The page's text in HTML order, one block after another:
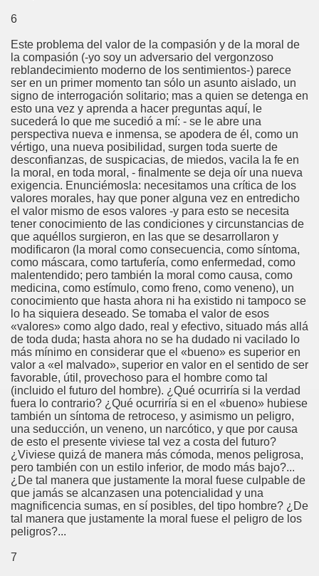
6
Este problema del valor de la compasión y de la moral de
la compasión (-yo soy un adversario del vergonzoso
reblandecimiento moderno de los sentimientos-) parece
ser en un primer momento tan sólo un asunto aislado, un
signo de interrogación solitario; mas a quien se detenga en
esto una vez y aprenda a hacer preguntas aquí, le
sucederá lo que me sucedió a mí: - se le abre una
perspectiva nueva e inmensa, se apodera de él, como un
vértigo, una nueva posibilidad, surgen toda suerte de
desconfianzas, de suspicacias, de miedos, vacila la fe en
la moral, en toda moral, - finalmente se deja oír una nueva
exigencia. Enunciémosla: necesitamos una crítica de los
valores morales, hay que poner alguna vez en entredicho
el valor mismo de esos valores -y para esto se necesita
tener conocimiento de las condiciones y circunstancias de
que aquéllos surgieron, en las que se desarrollaron y
modificaron (la moral como consecuencia, como síntoma,
como máscara, como tartufería, como enfermedad, como
malentendido; pero también la moral como causa, como
medicina, como estímulo, como freno, como veneno), un
conocimiento que hasta ahora ni ha existido ni tampoco se
lo ha siquiera deseado. Se tomaba el valor de esos
«valores» como algo dado, real y efectivo, situado más allá
de toda duda; hasta ahora no se ha dudado ni vacilado lo
más mínimo en considerar que el «bueno» es superior en
valor a «el malvado», superior en valor en el sentido de ser
favorable, útil, provechoso para el hombre como tal
(incluido el futuro del hombre). ¿Qué ocurriría si la verdad
fuera lo contrario? ¿Qué ocurriría si en el «bueno» hubiese
también un síntoma de retroceso, y asimismo un peligro,
una seducción, un veneno, un narcótico, y que por causa
de esto el presente viviese tal vez a costa del futuro?
¿Viviese quizá de manera más cómoda, menos peligrosa,
pero también con un estilo inferior, de modo más bajo?...
¿De tal manera que justamente la moral fuese culpable de
que jamás se alcanzasen una potencialidad y una
magnificencia sumas, en sí posibles, del tipo hombre? ¿De
tal manera que justamente la moral fuese el peligro de los
peligros?...
7